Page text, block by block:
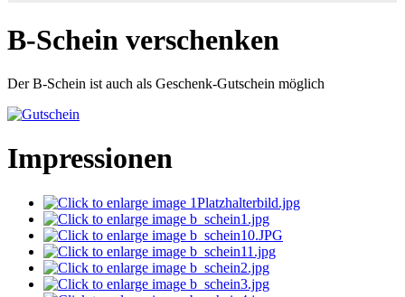
B-Schein verschenken
Der B-Schein ist auch als Geschenk-Gutschein möglich
Impressionen